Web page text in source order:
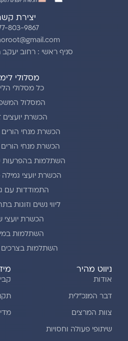
יצירת
803-9867
סניף ראשי : רחוב יעקב רוזן 9,
מסלולי
כל מסלולי
המסלול
הכשרת יועצים
הכשרת מנחי הורים
הכשרת מנחי הורים
השתלמות בהפרעות
הכשרת יועצי גמילה
התמודדות עם
ליווי נשים וזוגות
הכשרת יועצי
השתלמות
השתלמות בצרכים
ניווט מהיר
אודות
דבר המנכ"לית
צוות המרצים
שיתופי פעולה וחסויות